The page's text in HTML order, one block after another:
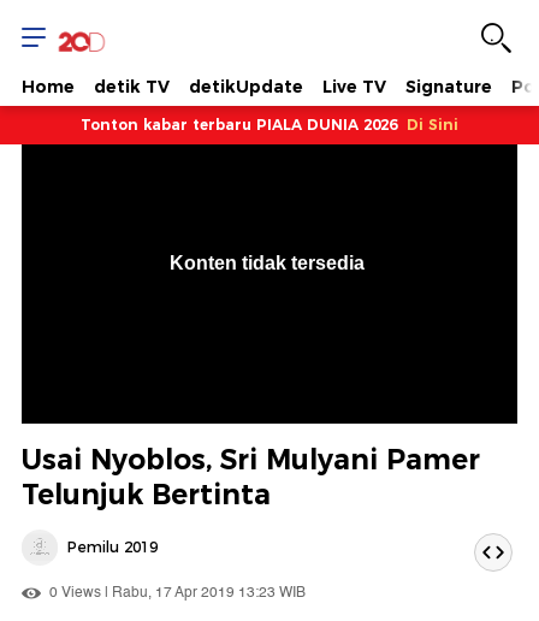
Home detik TV detikUpdate Live TV Signature
Tonton kabar terbaru PIALA DUNIA 2026 Di Sini
Konten tidak tersedia
Usai Nyoblos, Sri Mulyani Pamer
Telunjuk Bertinta
Pemilu 2019
0 Views | Rabu, 17 Apr 2019 13:23 WIB